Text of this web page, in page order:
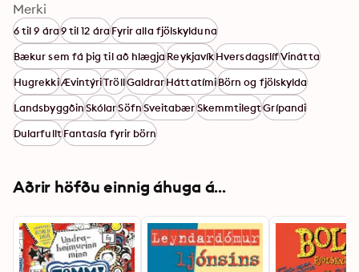
Merki
6 til 9 ára9 til 12 áraFyrir alla fjölskylduna
Bækur sem fá þig til að hlægjaReykjavíkHversdagslífVinátta
HugrekkiÆvintýriTröllGaldrarHáttatímiBörn og fjölskylda
LandsbyggðinSkólarSöfnSveitabærSkemmtilegtGrípandi
DularfulltFantasía fyrir börn
Aðrir höfðu einnig áhuga á...